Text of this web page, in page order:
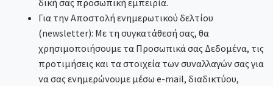
Για την Αποστολή ενημερωτικού δελτίου
(newsletter): Με τη συγκατάθεσή σας, θα
χρησιμοποιήσουμε τα Προσωπικά σας Δεδομένα, τις
προτιμήσεις και τα στοιχεία των συναλλαγών σας για
να σας ενημερώνουμε μέσω e-mail, διαδικτύου,